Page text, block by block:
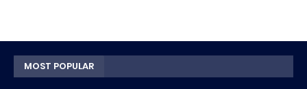
MOST POPULAR